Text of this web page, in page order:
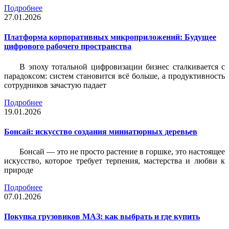
Подробнее
27.01.2026
Платформа корпоративных микроприложений: Будущее
цифрового рабочего пространства
В эпоху тотальной цифровизации бизнес сталкивается с
парадоксом: систем становится всё больше, а продуктивность
сотрудников зачастую падает
Подробнее
19.01.2026
Бонсай: искусство создания миниатюрных деревьев
Бонсай — это не просто растение в горшке, это настоящее
искусство, которое требует терпения, мастерства и любви к
природе
Подробнее
07.01.2026
Покупка грузовиков МАЗ: как выбрать и где купить